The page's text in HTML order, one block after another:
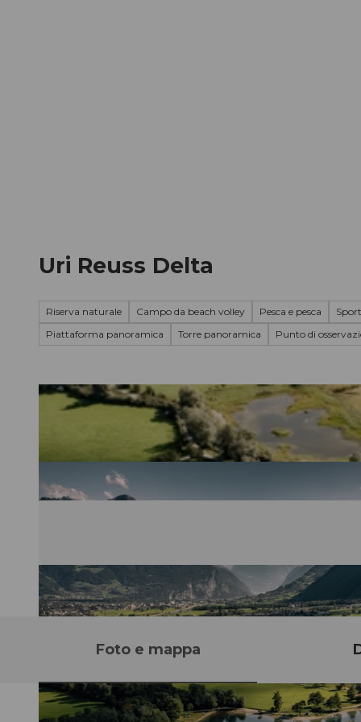
Uri Reuss Delta
Riserva naturale Campo da beach volley Pesca e pesca
Piattaforma panoramica
Torre panoramica Punto di
Foto e mappa